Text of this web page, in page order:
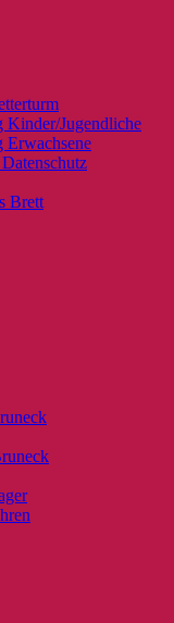
Kinder/Jugendliche
Erwachsene
Brett